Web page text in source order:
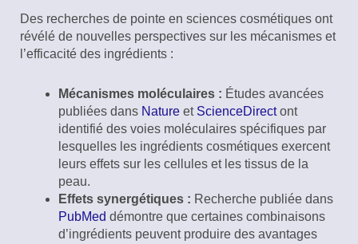
Des recherches de pointe en sciences cosmétiques ont
révélé de nouvelles perspectives sur les mécanismes et
l’efficacité des ingrédients :
Mécanismes moléculaires : Études avancées
publiées dans Nature et ScienceDirectont
identifié des voies moléculaires spécifiques par
lesquelles les ingrédients cosmétiques exercent
leurs effets sur les cellules et les tissus de la
peau.
Effets synergétiques : Recherche publiée dans
PubMed démontre que certaines combinaisons
d’ingrédients peuvent produire des avantages